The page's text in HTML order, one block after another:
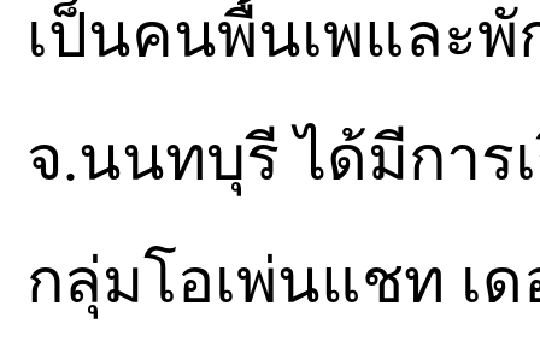
เป็นคนพื้นเพและพั
จ.นนทบุรี ได้มีการ
กลุ่มโอเพ่นแชท เ